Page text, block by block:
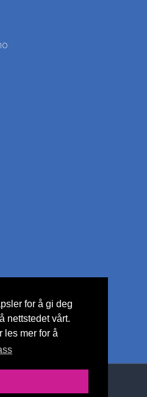
for å gi deg
nettstedet vårt.
les mer for å